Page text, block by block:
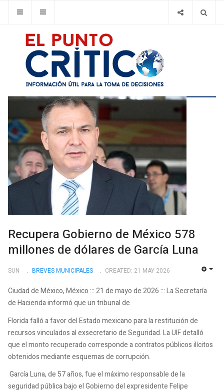
Recupera Gobierno de México 578
millones de dólares de García Luna
SUN BREVES MUNICIPALES CREATED: 21 MAY 2026
Ciudad de México, México ::: 21 de mayo de 2026 ::: La Secretaría
de Hacienda informó que un tribunal de
Florida falló a favor del Estado mexicano para la restitución de
recursos vinculados al exsecretario de Seguridad. La UIF detalló
que el monto recuperado corresponde a contratos públicos ilícitos
obtenidos mediante esquemas de corrupción.
García Luna, de 57 años, fue el máximo responsable de la
seguridad pública bajo el Gobierno del expresidente Felipe